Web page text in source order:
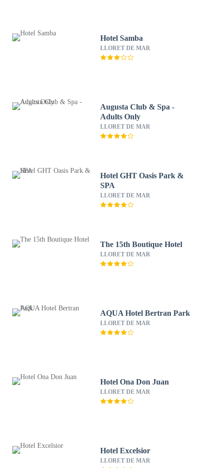
Hotel Samba
LLORET DE MAR
Augusta Club & Spa -
Adults Only
LLORET DE MAR
Hotel GHT Oasis Park &
SPA
LLORET DE MAR
The 15th Boutique Hotel
LLORET DE MAR
AQUA Hotel Bertran Park
LLORET DE MAR
Hotel Ona Don Juan
LLORET DE MAR
Hotel Excelsior
LLORET DE MAR